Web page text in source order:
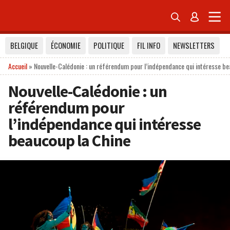
 
BELGIQUE ÉCONOMIE POLITIQUE FIL INFO
NEWSLETTERS
Accueil» Nouvelle-Calédonie : un référendum pour l’indépendance qui intéresse
Nouvelle-Calédonie : un
référendum pour
l’indépendance qui intéresse
beaucoup la Chine